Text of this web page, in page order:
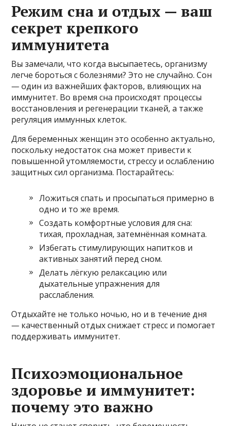
Режим сна и отдых — ваш
секрет крепкого
иммунитета
Вы замечали, что когда высыпаетесь, организму
легче бороться с болезнями? Это не случайно. Сон
— один из важнейших факторов, влияющих на
иммунитет. Во время сна происходят процессы
восстановления и регенерации тканей, а также
регуляция иммунных клеток.
Для беременных женщин это особенно актуально,
поскольку недостаток сна может привести к
повышенной утомляемости, стрессу и ослаблению
защитных сил организма. Постарайтесь:
Ложиться спать и просыпаться примерно в
одно и то же время.
Создать комфортные условия для сна:
тихая, прохладная, затемнённая комната.
Избегать стимулирующих напитков и
активных занятий перед сном.
Делать лёгкую релаксацию или
дыхательные упражнения для
расслабления.
Отдыхайте не только ночью, но и в течение дня
— качественный отдых снижает стресс и помогает
поддерживать иммунитет.
Психоэмоциональное
здоровье и иммунитет:
почему это важно